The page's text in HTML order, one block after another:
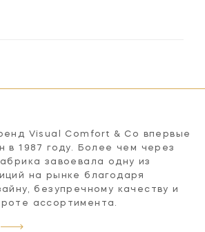
Visual Comfort & Co впервые
в 1987 году. Более чем через
завоевала одну из
на рынке благодаря
безупречному качеству и
ассортимента.